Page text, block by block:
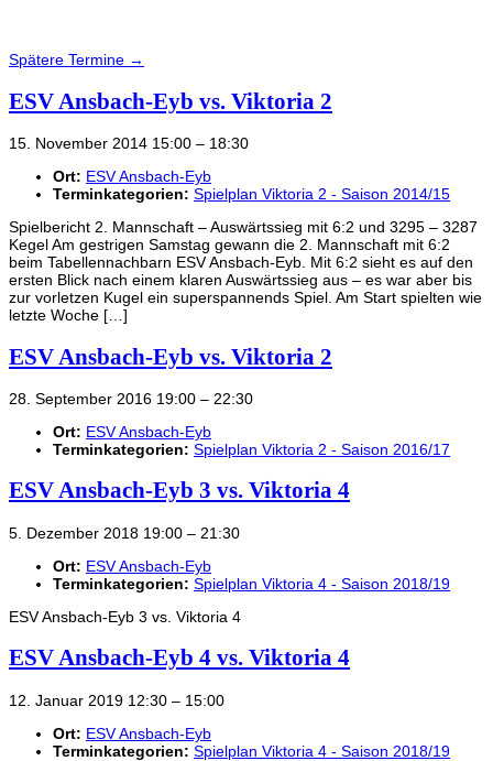
Spätere Termine →
ESV Ansbach-Eyb vs. Viktoria 2
15. November 2014 15:00 – 18:30
Ort: ESV Ansbach-Eyb
Terminkategorien: Spielplan Viktoria 2 - Saison 2014/15
Spielbericht 2. Mannschaft – Auswärtssieg mit 6:2 und 3295 – 3287
Kegel Am gestrigen Samstag gewann die 2. Mannschaft mit 6:2
beim Tabellennachbarn ESV Ansbach-Eyb. Mit 6:2 sieht es auf den
ersten Blick nach einem klaren Auswärtssieg aus – es war aber bis
zur vorletzen Kugel ein superspannends Spiel. Am Start spielten wie
letzte Woche […]
ESV Ansbach-Eyb vs. Viktoria 2
28. September 2016 19:00 – 22:30
Ort: ESV Ansbach-Eyb
Terminkategorien: Spielplan Viktoria 2 - Saison 2016/17
ESV Ansbach-Eyb 3 vs. Viktoria 4
5. Dezember 2018 19:00 – 21:30
Ort: ESV Ansbach-Eyb
Terminkategorien: Spielplan Viktoria 4 - Saison 2018/19
ESV Ansbach-Eyb 3 vs. Viktoria 4
ESV Ansbach-Eyb 4 vs. Viktoria 4
12. Januar 2019 12:30 – 15:00
Ort: ESV Ansbach-Eyb
Terminkategorien: Spielplan Viktoria 4 - Saison 2018/19